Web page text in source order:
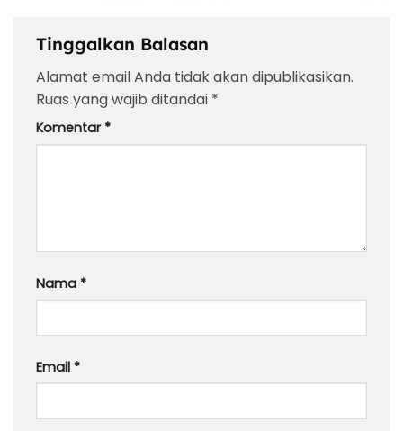
Tinggalkan Balasan
Alamat email Anda tidak akan dipublikasikan.
Ruas yang wajib ditandai *
Komentar *
Nama *
Email *